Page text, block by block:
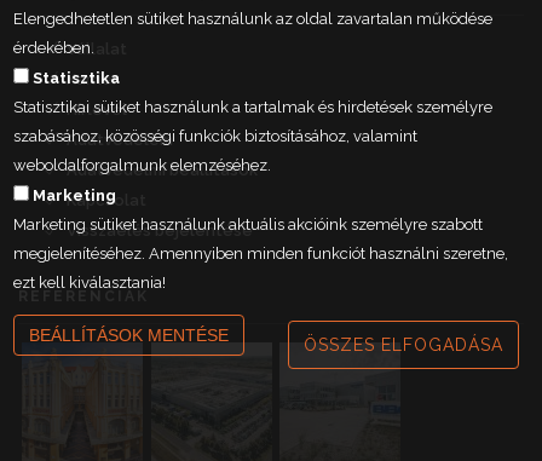
Vállalat
Karrier
Hírlevél
Adatvédelem
Adatvédelmi beállítások
Kapcsolat
Visszaélés bejelentése
Elengedhetetlen sütiket használunk az oldal zavartalan működése
érdekében.
Statisztika
Statisztikai sütiket használunk a tartalmak és hirdetések személyre
szabásához, közösségi funkciók biztosításához, valamint
weboldalforgalmunk elemzéséhez.
Marketing
Marketing sütiket használunk aktuális akcióink személyre szabott
megjelenítéséhez. Amennyiben minden funkciót használni szeretne,
ezt kell kiválasztania!
BEÁLLÍTÁSOK MENTÉSE ÖSSZES ELFOGADÁSA